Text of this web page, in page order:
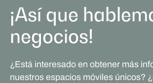
¡Así que
negocios!
¿Está interesado en obtener más
nuestros espacios móviles únicos?